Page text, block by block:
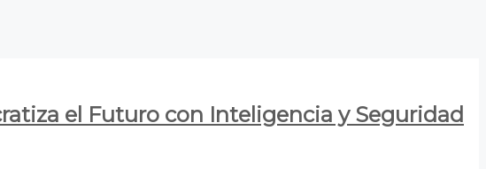
el Futuro con Inteligencia y Seguridad